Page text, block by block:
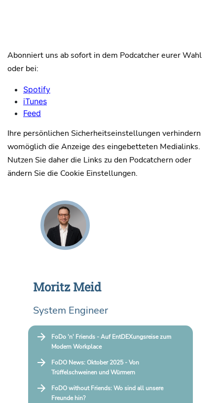
Abonniert uns ab sofort in dem Podcatcher eurer Wahl
oder bei:
Spotify
iTunes
Feed
Ihre persönlichen Sicherheitseinstellungen verhindern
womöglich die Anzeige des eingebetteten Medialinks.
Nutzen Sie daher die Links zu den Podcatchern oder
ändern Sie die Cookie Einstellungen.
Moritz Meid
System Engineer
FoDo 'n' Friends - Auf EntDEXungsreise zum
Modern Workplace
FoDO News: Oktober 2025 - Von
Trüffelschweinen und Würmern
FoDO without Friends: Wo sind all unsere
Freunde hin?